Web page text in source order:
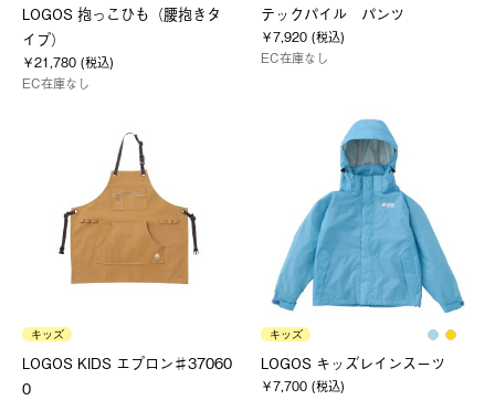
LOGOS 抱っこひも（腰抱きタ
イプ）
￥21,780 (税込)
EC在庫なし
テックパイル パンツ
￥7,920 (税込)
EC在庫なし
キッズ
LOGOS KIDS エプロン♯37060
0
キッズ
LOGOS キッズレインスーツ
￥7,700 (税込)